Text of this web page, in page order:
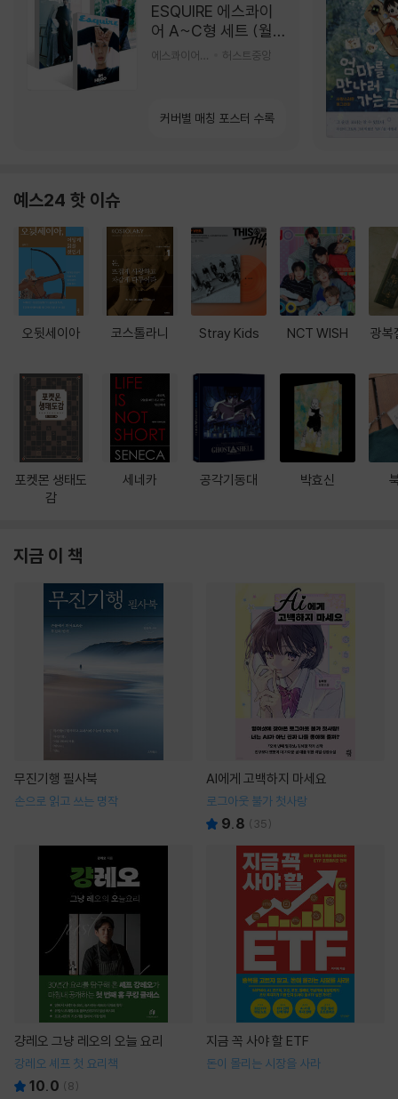
ESQUIRE 에스콰이
어 A~C형 세트 (월
간) : 9월 [2026]
허스트중앙
커버별 매칭 포스터 수록
예스24 핫 이슈
오뒷세이아
포켓몬 생태도
감
코스톨라니
세네카
Stray Kids
공각기동대
NCT WISH
박효신
광복
지금 이 책
무진기행 필사북
손으로 읽고 쓰는 명작
AI에게 고백하지 마세요
로그아웃 불가 첫사랑
9.8 ( 35)
걍레오 그냥 레오의 오늘 요리
강레오 셰프 첫 요리책
10.0 (8)
지금 꼭 사야 할 ETF
돈이 몰리는 시장을 사라